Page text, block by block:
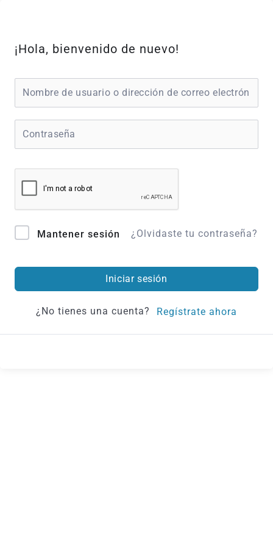
contenido
¡Hola, bienvenido de nuevo!
Mantener sesión ¿Olvidaste tu contraseña?
Iniciar sesión
¿No tienes una cuenta? Regístrate ahora